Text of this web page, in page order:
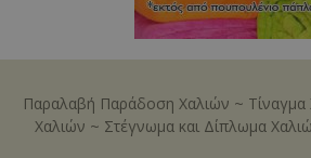
Παραλαβή Παράδοση Χαλιών ~ Τίναγμα
Χαλιών ~ Στέγνωμα και Δίπλωμα